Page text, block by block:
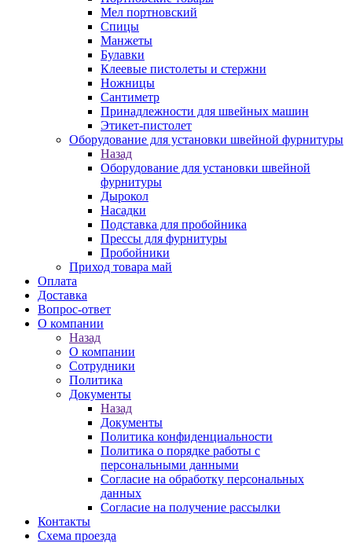
Мел портновский
Спицы
Манжеты
Булавки
Клеевые пистолеты и стержни
Ножницы
Сантиметр
Принадлежности для швейных машин
Этикет-пистолет
Оборудование для установки швейной фурнитуры
Назад
Оборудование для установки швейной
фурнитуры
Дырокол
Насадки
Подставка для пробойника
Прессы для фурнитуры
Пробойники
Приход товара май
Оплата
Доставка
Вопрос-ответ
О компании
Назад
О компании
Сотрудники
Политика
Документы
Назад
Документы
Политика конфиденциальности
Политика о порядке работы с
персональными данными
Согласие на обработку персональных
данных
Согласие на получение рассылки
Контакты
Схема проезда